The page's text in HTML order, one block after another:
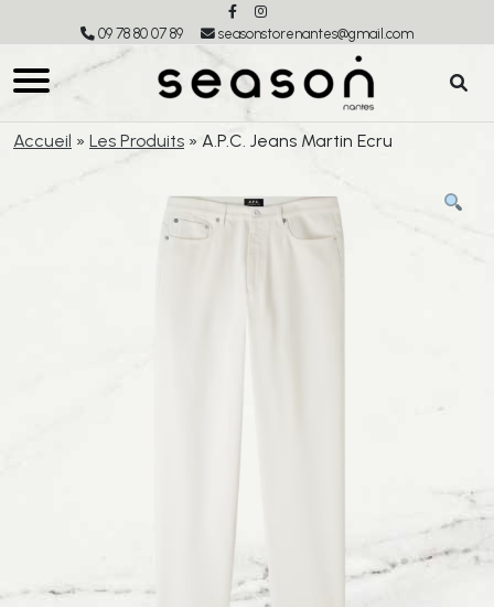
09 78 80 07 89 seasonstorenantes@gmail.com
Accueil » Les Produits » A.P.C. Jeans Martin Ecru